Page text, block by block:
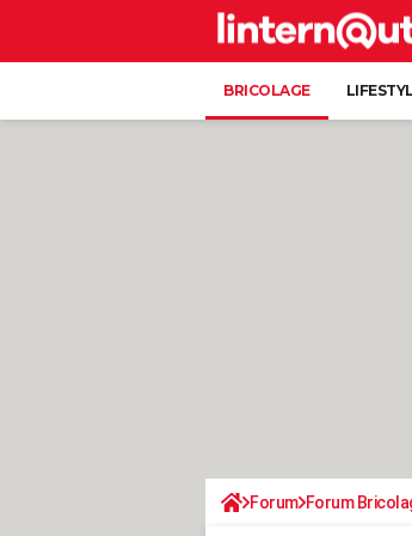
BRICOLAGE
Forum Forum